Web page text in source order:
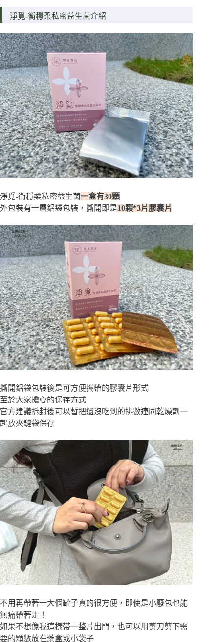
淨覓-衡穩柔私密益生菌介紹
淨覓-衡穩柔私密益生菌一盒有30顆
外包裝有一層鋁袋包裝，撕開即是10顆*3片膠囊片
撕開鋁袋包裝後是可方便攜帶的膠囊片形式
至於大家擔心的保存方式
官方建議拆封後可以暫把還沒吃到的排數連同乾燥劑一
起放夾鏈袋保存
不用再帶著一大個罐子真的很方便，即使是小廢包也能
無痛帶著走！
如果不想像我這樣帶一整片出門，也可以用剪刀剪下需
要的顆數放在藥盒或小袋子